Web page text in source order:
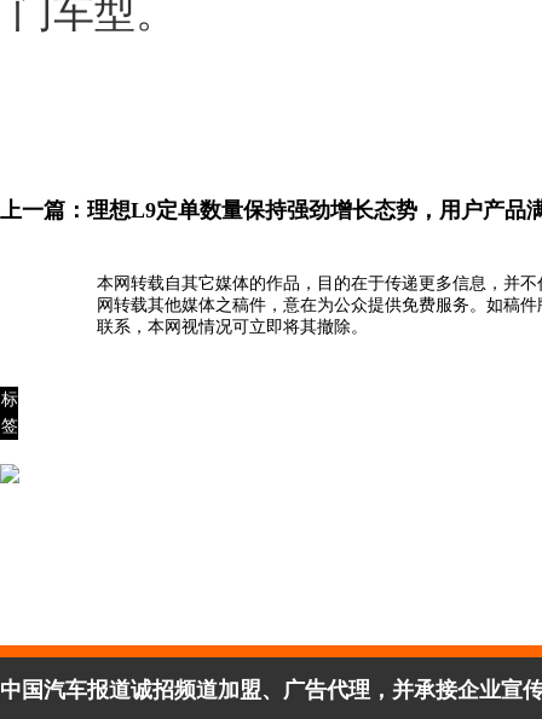
门车型。
上一篇： 理想L9定单数量保持强劲增长态势，用户产品
本网转载自其它媒体的作品，目的在于传递更多信息，并
网转载其他媒体之稿件，意在为公众提供免费服务。如稿
联系，本网视情况可立即将其撤除。
标
签
中国汽车报道诚招频道加盟、广告代理，并承接企业宣